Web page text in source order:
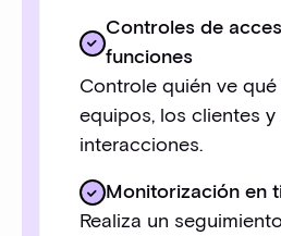
Controles de
funciones
Controle quién ve qué
equipos, los clientes y
interacciones.
Monitorización en
Realiza un